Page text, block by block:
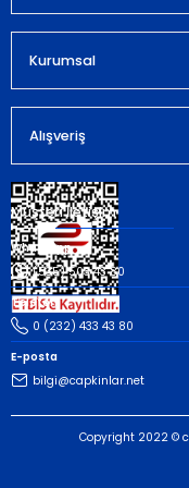
Kurumsal
Alışveriş
Müşteri İletişim
Whatsapp
(535) 503 43 80
Telefon
0 (232) 433 43 80
E-posta
bilgi@capkinlar.net
Copyright 2022 ©